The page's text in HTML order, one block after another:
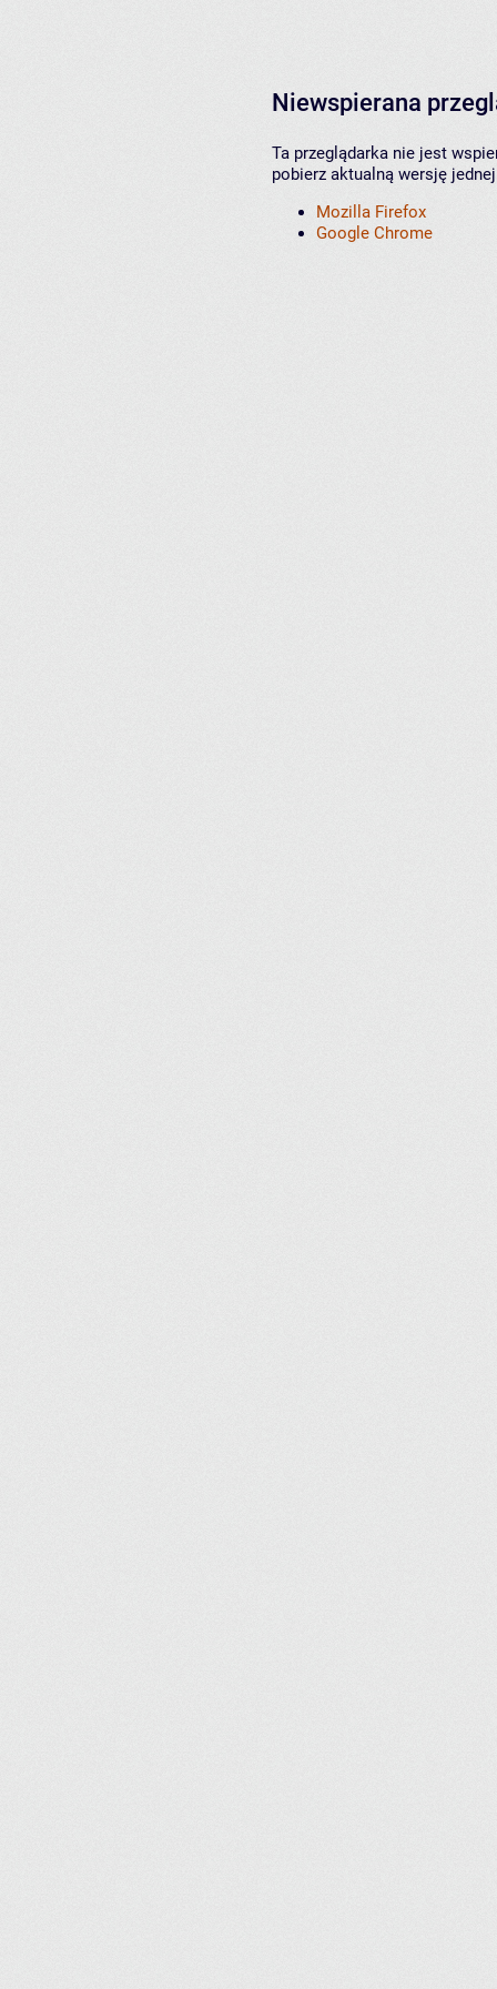
Niewspierana
Ta przeglądarka nie jest
pobierz aktualną wersję
Mozilla Firefox
Google Chrome